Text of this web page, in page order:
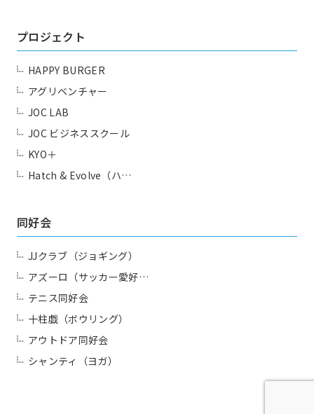
プロジェクト
HAPPY BURGER
アグリベンチャー
JOC LAB
JOC ビジネススクール
KYO＋
Hatch & Evolve（ハ…
同好会
JJクラブ（ジョギング）
アズーロ（サッカー愛好…
テニス同好会
十柱戯（ボウリング）
アウトドア同好会
シャンティ（ヨガ）